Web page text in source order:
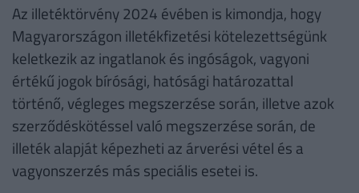
Az illetéktörvény 2024 évében is kimondja, hogy
Magyarországon illetékfizetési kötelezettségünk
keletkezik az ingatlanok és ingóságok, vagyoni
értékű jogok bírósági, hatósági határozattal
történő, végleges megszerzése során, illetve azok
szerződéskötéssel való megszerzése során, de
illeték alapját képezheti az árverési vétel és a
vagyonszerzés más speciális esetei is.